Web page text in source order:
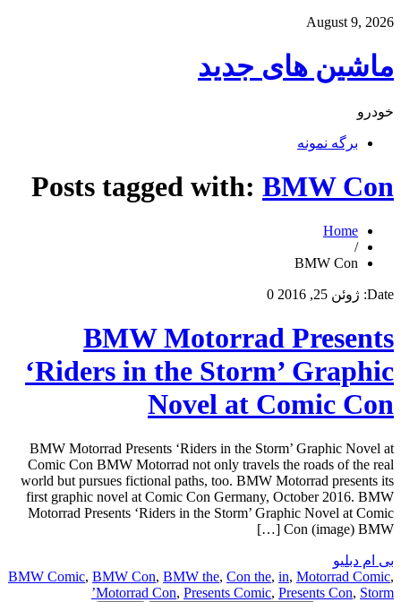
August 9, 2026
ماشین های جدید
خودرو
برگه نمونه
Posts tagged with: BMW Con
Home
/
BMW Con
Date: ژوئن 25, 2016 0
BMW Motorrad Presents
‘Riders in the Storm’ Graphic
Novel at Comic Con
BMW Motorrad Presents ‘Riders in the Storm’ Graphic Novel at
Comic Con BMW Motorrad not only travels the roads of the real
world but pursues fictional paths, too. BMW Motorrad presents its
first graphic novel at Comic Con Germany, October 2016. BMW
Motorrad Presents ‘Riders in the Storm’ Graphic Novel at Comic
Con (image) BMW […]
بی ام دبلیو
BMW Comic, BMW Con, BMW the, Con the, in, Motorrad Comic,
Motorrad Con, Presents Comic, Presents Con, Storm’